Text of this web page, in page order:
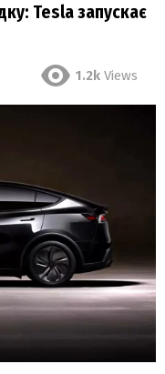
Tesla запускає
1.2k Views